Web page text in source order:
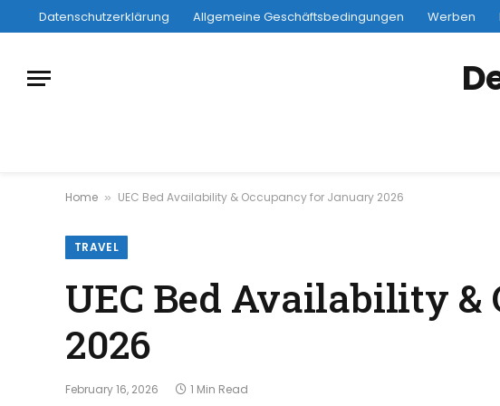
Datenschutzerklärung Allgemeine Geschäftsbedingungen Werben
Home » UEC Bed Availability & Occupancy for January 2026
TRAVEL
UEC Bed Availability
2026
February 16, 2026 1 Min Read